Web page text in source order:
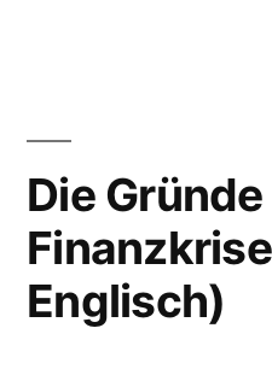
Die
Englisch)